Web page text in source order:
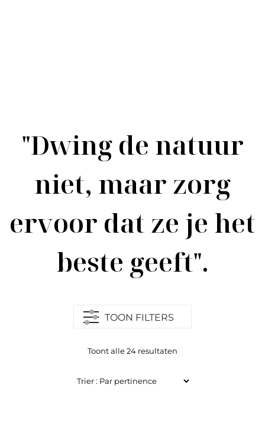
"Dwing de natuur
niet, maar zorg
ervoor dat ze je het
beste geeft".
TOON FILTERS
Toont alle 24 resultaten